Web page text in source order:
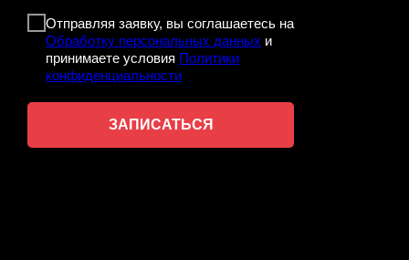
Отправляя заявку, вы соглашаетесь на
Обработку персональных данных и
принимаете условия Политики
конфиденциальности
ЗАПИСАТЬСЯ